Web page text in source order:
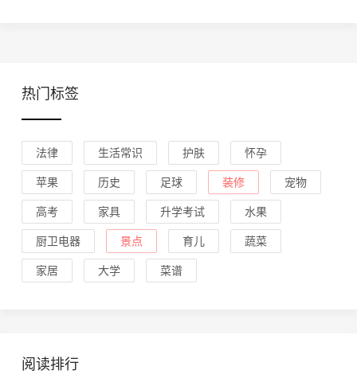
热门标签
法律 生活常识 护肤 怀孕
苹果 历史 足球 装修 宠物
高考 家具 升学考试 水果
厨卫电器 景点 育儿 蔬菜
家居 大学 菜谱
阅读排行